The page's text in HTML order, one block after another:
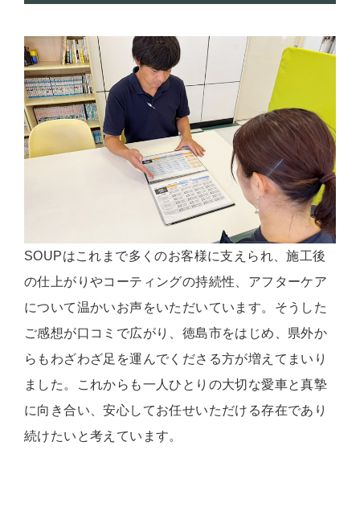
SOUPはこれまで多くのお客様に支えられ、施工後
の仕上がりやコーティングの持続性、アフターケア
について温かいお声をいただいています。そうした
ご感想が口コミで広がり、徳島市をはじめ、県外か
らもわざわざ足を運んでくださる方が増えてまいり
ました。これからも一人ひとりの大切な愛車と真摯
に向き合い、安心してお任せいただける存在であり
続けたいと考えています。